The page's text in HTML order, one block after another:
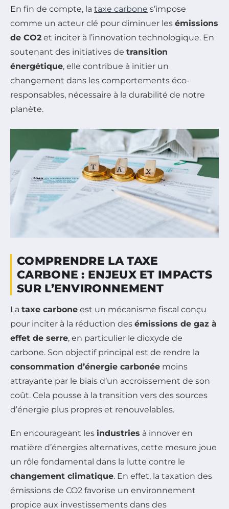
En fin de compte, la taxe carbone s’impose
comme un acteur clé pour diminuer les émissions
de CO2 et inciter à l’innovation technologique. En
soutenant des initiatives de transition
énergétique, elle contribue à initier un
changement dans les comportements éco-
responsables, nécessaire à la durabilité de notre
planète.
COMPRENDRE LA TAXE
CARBONE : ENJEUX ET IMPACTS
SUR L’ENVIRONNEMENT
La taxe carbone est un mécanisme fiscal conçu
pour inciter à la réduction des émissions de gaz à
effet de serre, en particulier le dioxyde de
carbone. Son objectif principal est de rendre la
consommation d’énergie carbonée moins
attrayante par le biais d’un accroissement de son
coût. Cela pousse à la transition vers des sources
d’énergie plus propres et renouvelables.
En encourageant les industries à innover en
matière d’énergies alternatives, cette mesure joue
un rôle fondamental dans la lutte contre le
changement climatique. En effet, la taxation des
émissions de CO2 favorise un environnement
propice aux investissements dans des